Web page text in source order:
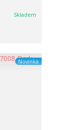
Skladem
Novinka